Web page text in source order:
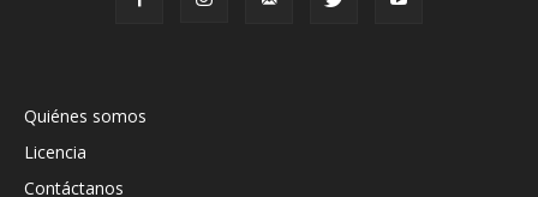
Quiénes somos
Licencia
Contáctanos